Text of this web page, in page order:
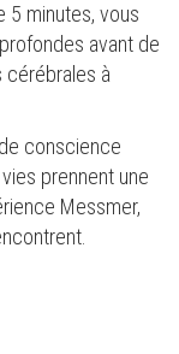
5 minutes, vous
avant de
cérébrales à
conscience
prennent une
Messmer,